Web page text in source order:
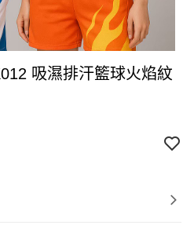
吸濕排汗籃球火焰紋